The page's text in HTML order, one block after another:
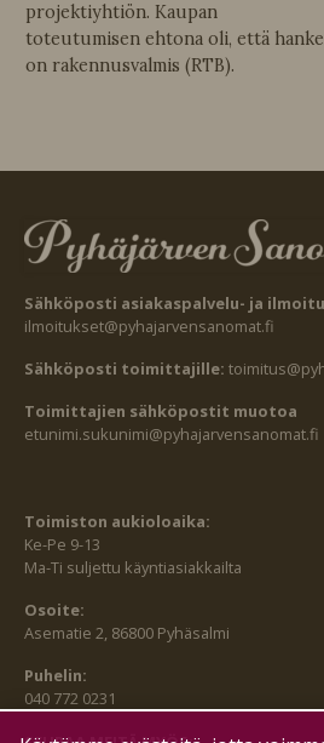
projektiyhtiön. Kaupan
toteutumisen ehtona oli, että hanke
on rakennusvalmis (RTB).
Sähköposti asiakaspalvelu- ja
ilmoitukset@pyhajarvensanomat.fi
Sähköposti toimittajille:
Toimittajien sähköpostit muotoa
etunimi.sukunimi@pyhajarvensanomat.fi
Toimiston aukioloaika:
Ke-Pe 9-13
Ma-Ti suljettu käyntiasiakkailta
Osoite:
Asematie 2, 86800 Pyhäsalmi
Puhelin:
040 772 0231